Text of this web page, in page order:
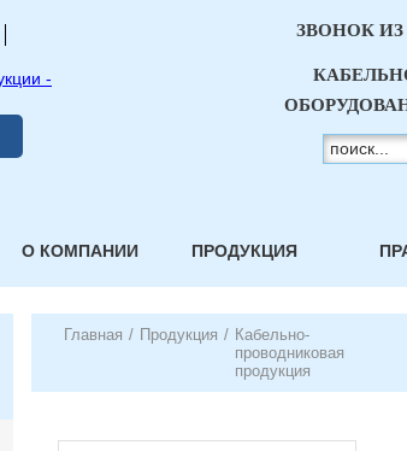
ЗВОНОК
О КОМПАНИИ ПРОДУКЦИЯ
Главная / Продукция / Кабельно-
проводниковая
продукция